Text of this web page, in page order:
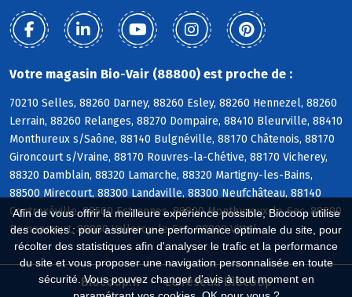
Afin de vous offrir la meilleure expérience possible, Biocoop utilise
des cookies : pour assurer une performance optimale du site, pour
récolter des statistiques afin d'analyser le trafic et la performance
du site et vous proposer une navigation personnalisée en toute
sécurité. Vous pouvez changer d'avis à tout moment en
Votre magasin Bio-Vair (88800) est proche de :
70210 Selles, 88260 Darney, 88260 Esley, 88260 Hennezel, 88260
Lerrain, 88260 Relanges, 88270 Dompaire, 88410 Bleurville, 88410
Monthureux s/Saône, 88140 Bulgnéville, 88170 Châtenois, 88170
Gironcourt s/Vraine, 88170 Rouvres-la-Chétive, 88170 Vicherey,
88320 Damblain, 88320 Lamarche, 88320 Martigny-les-Bains,
88500 Mirecourt, 88300 Landaville, 88300 Neufchâteau, 88140
Contrexéville, 88500 Estrennes, 88800 Monthureux-le-Sec, 88800
Remoncourt, 88800 Valleroy-le-Sec, 88800 Vittel
Biocoop.fr
Le réseau Biocoop